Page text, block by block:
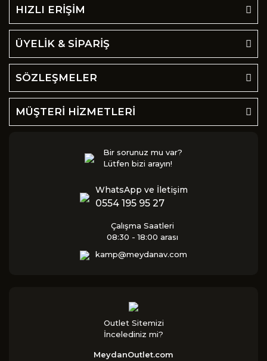
HIZLI ERİŞİM
ÜYELİK & SİPARİŞ
SÖZLEŞMELER
MÜŞTERİ HİZMETLERİ
Bir sorunuz mu var?
Lütfen bizi arayın!
WhatsApp ve İletişim
0554 195 95 27
Çalışma Saatleri
08:30 - 18:00 arası
kamp@meydanav.com
Outlet Sitemizi
İncelediniz mi?
MeydanOutlet.com